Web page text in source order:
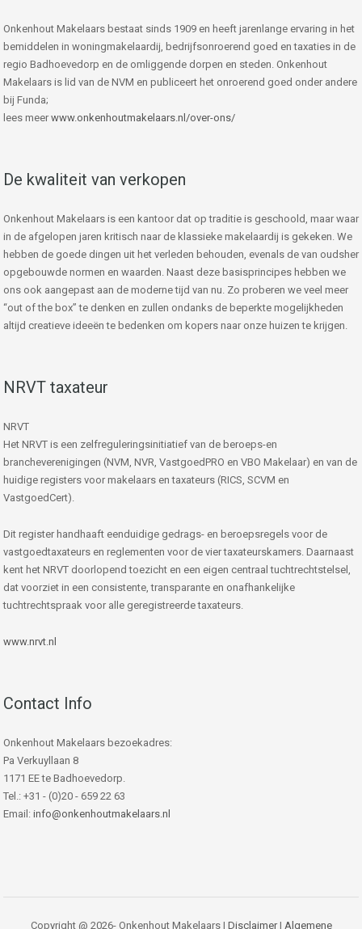
Onkenhout Makelaars bestaat sinds 1909 en heeft jarenlange ervaring in het
bemiddelen in woningmakelaardij, bedrijfsonroerend goed en taxaties in de
regio Badhoevedorp en de omliggende dorpen en steden. Onkenhout
Makelaars is lid van de NVM en publiceert het onroerend goed onder andere
bij Funda;
lees meer www.onkenhoutmakelaars.nl/over-ons/
De kwaliteit van verkopen
Onkenhout Makelaars is een kantoor dat op traditie is geschoold, maar waar
in de afgelopen jaren kritisch naar de klassieke makelaardij is gekeken. We
hebben de goede dingen uit het verleden behouden, evenals de van oudsher
opgebouwde normen en waarden. Naast deze basisprincipes hebben we
ons ook aangepast aan de moderne tijd van nu. Zo proberen we veel meer
“out of the box” te denken en zullen ondanks de beperkte mogelijkheden
altijd creatieve ideeën te bedenken om kopers naar onze huizen te krijgen.
NRVT taxateur
NRVT
Het NRVT is een zelfreguleringsinitiatief van de beroeps-en
brancheverenigingen (NVM, NVR, VastgoedPRO en VBO Makelaar) en van de
huidige registers voor makelaars en taxateurs (RICS, SCVM en
VastgoedCert).
Dit register handhaaft eenduidige gedrags- en beroepsregels voor de
vastgoedtaxateurs en reglementen voor de vier taxateurskamers. Daarnaast
kent het NRVT doorlopend toezicht en een eigen centraal tuchtrechtstelsel,
dat voorziet in een consistente, transparante en onafhankelijke
tuchtrechtspraak voor alle geregistreerde taxateurs.
www.nrvt.nl
Contact Info
Onkenhout Makelaars bezoekadres:
Pa Verkuyllaan 8
1171 EE te Badhoevedorp.
Tel.: +31 - (0)20 - 659 22 63
Email: info@onkenhoutmakelaars.nl
Copyright @ 2026- Onkenhout Makelaars | Disclaimer| Algemene